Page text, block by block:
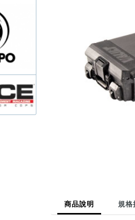
商品說明 規格